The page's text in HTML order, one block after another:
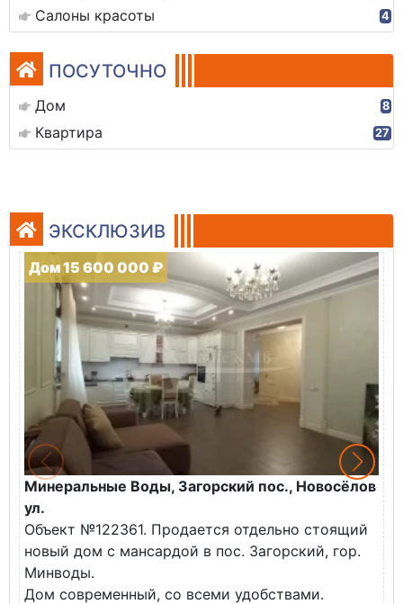
Салоны красоты 4
ПОСУТОЧНО
Дом 8
Квартира 27
ЭКСКЛЮЗИВ
Дом 15 600 000 ₽
Минеральные Воды, Загорский пос., Новосёлов
ул.
Объект №122361. Продается отдельно стоящий
новый дом с мансардой в пос. Загорский, гор.
Минводы.
Дом современный, со всеми удобствами.